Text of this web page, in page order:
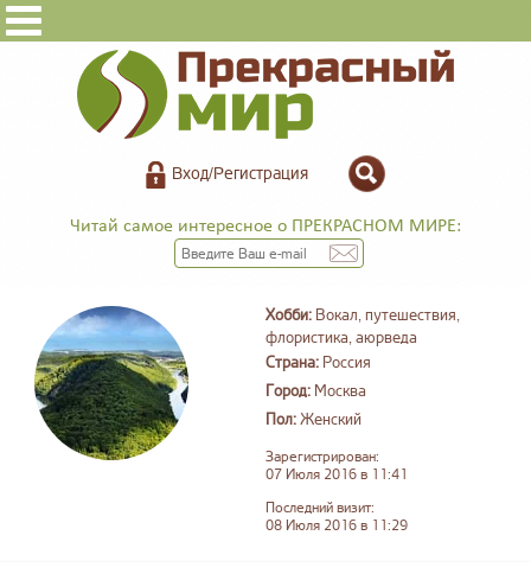
Вход/Регистрация
Читай самое интересное о ПРЕКРАСНОМ МИРЕ:
Хобби: Вокал, путешествия,
флористика, аюрведа
Страна: Россия
Город: Москва
Пол:Женский
Зарегистрирован:
07 Июля 2016 в 11:41
Последний визит:
08 Июля 2016 в 11:29